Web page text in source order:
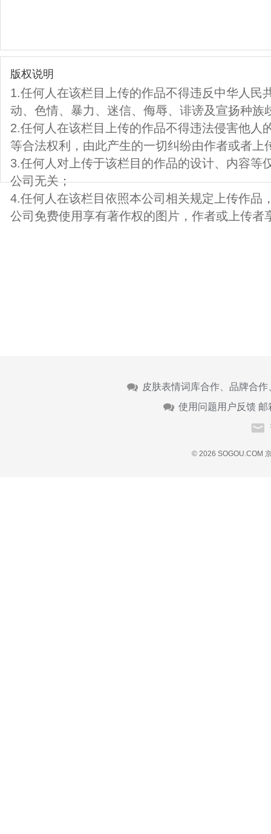
版权说明
1.任何人在该栏目上传的作品不得违反中华人民
动、色情、暴力、迷信、侮辱、诽谤及宣扬种族
2.任何人在该栏目上传的作品不得违法侵害他人
等合法权利，由此产生的一切纠纷由作者或者上
3.任何人对上传于该栏目的作品的设计、内容等
公司无关；
4.任何人在该栏目依照本公司相关规定上传作品
公司免费使用享有著作权的图片，作者或上传者
皮肤表情词库合作、品牌合
使用问题用户反馈 邮
© 2026 SOGOU.COM